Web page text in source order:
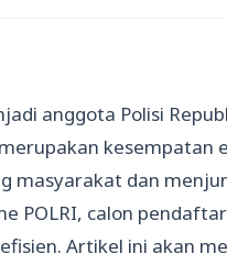
anggota Polisi
kesempatan
masyarakat dan
POLRI, calon
Artikel ini akan